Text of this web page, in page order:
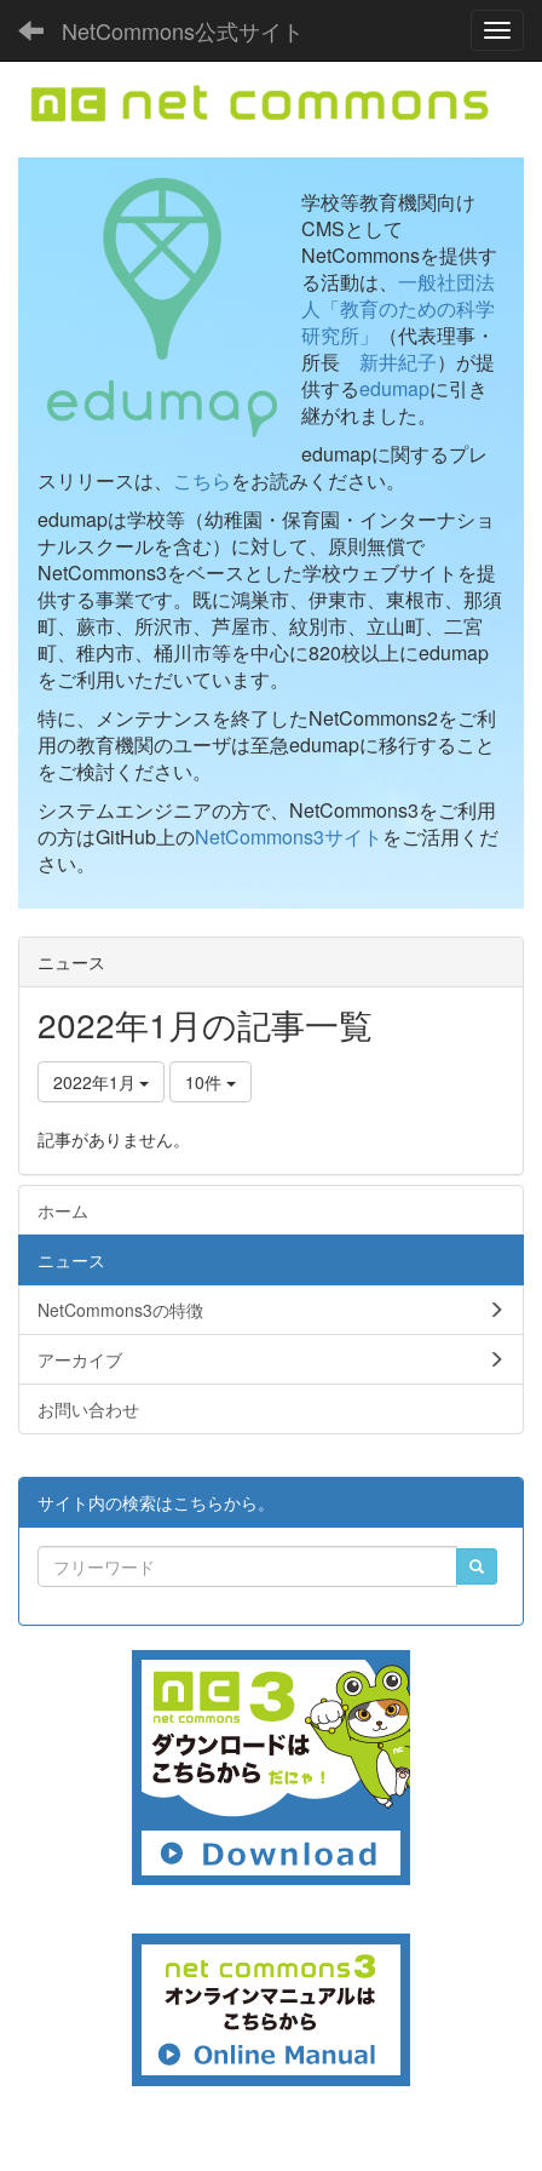
NetCommons公式サイト
学校等教育機関向け
CMSとして
NetCommonsを提供す
る活動は、 一般社団法
人「教育のための科学
研究所」
（代表理事・
所長 新井紀子）が提
供するedumapに引き
継がれました。
edumapに関するプレ
スリリースは、 こちらをお読みください。
edumapは学校等（幼稚園・保育園・インターナショ
ナルスクールを含む）に対して、原則無償で
NetCommons3をベースとした学校ウェブサイトを提
供する事業です。既に鴻巣市、伊東市、東根市、那須
町、蕨市、所沢市、芦屋市、紋別市、立山町、二宮
町、稚内市、桶川市等を中心に820校以上にedumap
をご利用いただいています。
特に、メンテナンスを終了したNetCommons2をご利
用の教育機関のユーザは至急edumapに移行すること
をご検討ください。
システムエンジニアの方で、NetCommons3をご利用
の方はGitHub上のNetCommons3サイト をご活用くだ
さい。
ニュース
2022年1月の記事一覧
2022年1月 10件
記事がありません。
ホーム
ニュース
NetCommons3の特徴
アーカイブ
お問い合わせ
サイト内の検索はこちらから。